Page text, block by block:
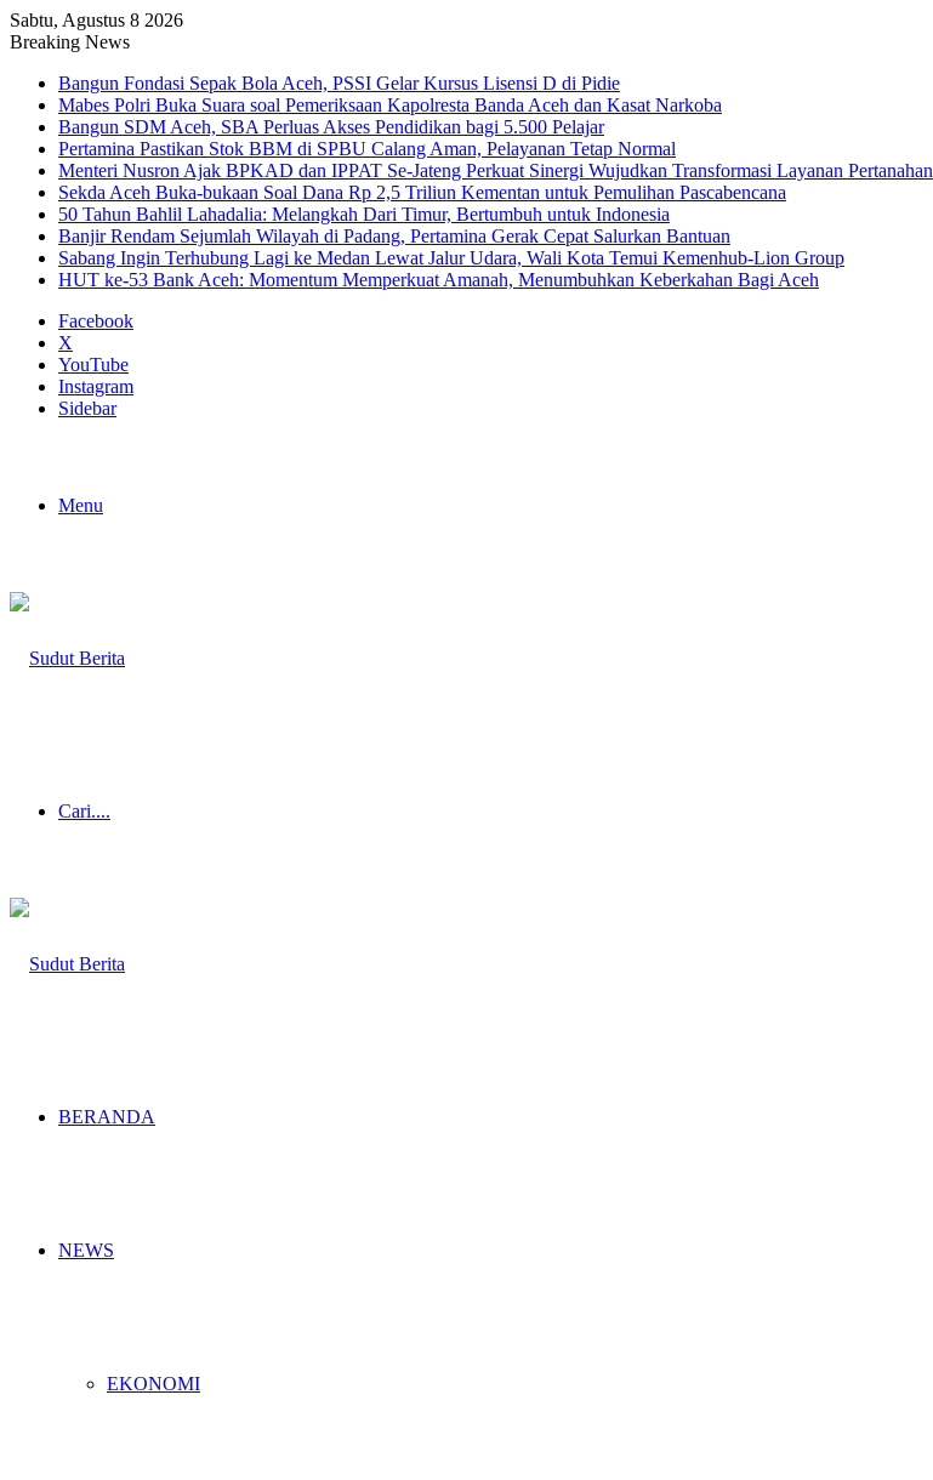
Sabtu, Agustus 8 2026
Breaking News
Bangun Fondasi Sepak Bola Aceh, PSSI Gelar Kursus Lisensi D di Pidie
Mabes Polri Buka Suara soal Pemeriksaan Kapolresta Banda Aceh dan Kasat Narkoba
Bangun SDM Aceh, SBA Perluas Akses Pendidikan bagi 5.500 Pelajar
Pertamina Pastikan Stok BBM di SPBU Calang Aman, Pelayanan Tetap Normal
Menteri Nusron Ajak BPKAD dan IPPAT Se-Jateng Perkuat Sinergi Wujudkan Transformasi Layanan Pertanahan
Sekda Aceh Buka-bukaan Soal Dana Rp 2,5 Triliun Kementan untuk Pemulihan Pascabencana
50 Tahun Bahlil Lahadalia: Melangkah Dari Timur, Bertumbuh untuk Indonesia
Banjir Rendam Sejumlah Wilayah di Padang, Pertamina Gerak Cepat Salurkan Bantuan
Sabang Ingin Terhubung Lagi ke Medan Lewat Jalur Udara, Wali Kota Temui Kemenhub-Lion Group
HUT ke-53 Bank Aceh: Momentum Memperkuat Amanah, Menumbuhkan Keberkahan Bagi Aceh
Facebook
X
YouTube
Instagram
Sidebar
Menu
Cari....
BERANDA
NEWS
EKONOMI